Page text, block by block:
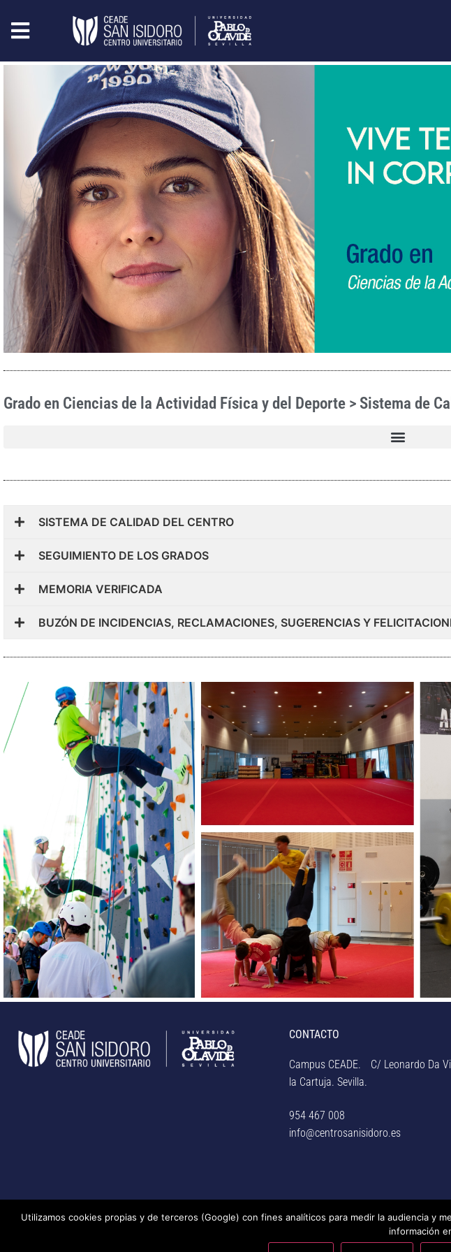
Grado en Ciencias de la Actividad Física y del Deporte > Sistema de
SISTEMA DE CALIDAD DEL CENTRO
SEGUIMIENTO DE LOS GRADOS
MEMORIA VERIFICADA
BUZÓN DE INCIDENCIAS, RECLAMACIONES, SUGERENCIAS Y
CONTACTO
Campus CEADE. C/ Leonardo Da
la Cartuja. Sevilla.
954 467 008
info@centrosanisidoro.es
© Centro Universitario San Isidoro (Sevilla), adscrito a la Universidad Pablo de Olavide de
privacidad, uso de cookies, medidas de seguridad, código de conducta y RAT – – Sistema
Utilizamos cookies propias y de terceros (Google) con fines analíticos para medir la audiencia y
información